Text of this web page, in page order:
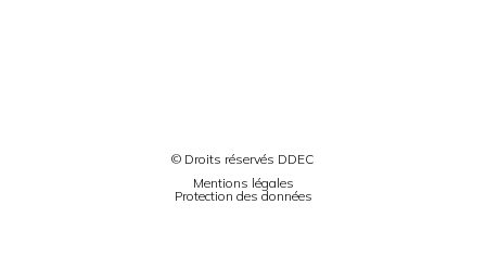
© Droits réservés DDEC
Mentions légales
Protection des données